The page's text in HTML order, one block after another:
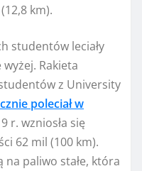
km).
studentów leciały
Rakieta
z University
poleciał w
r. wzniosła się
62 mil (100 km).
na paliwo stałe, która